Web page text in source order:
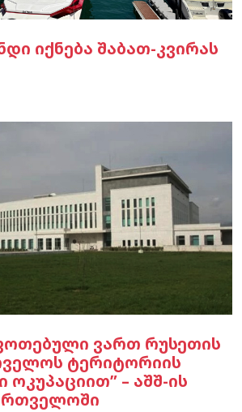
იქნება შაბათ-კვირას
ვართ რუსეთის
ტერიტორიის
ოკუპაციით” – აშშ-ის